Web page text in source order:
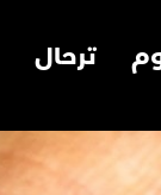
ترحال